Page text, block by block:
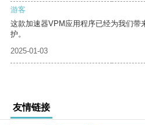
游客
这款加速器VPM应用程序已经为我们带
护。
2025-01-03
友情链接